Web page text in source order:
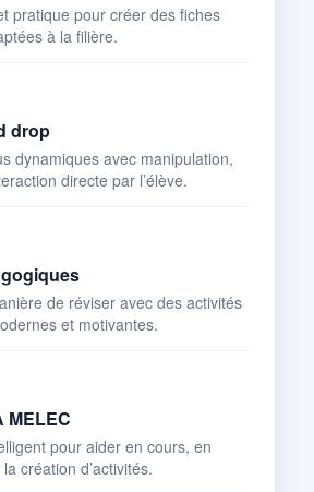
pratique pour créer des fiches
à la filière.
drop
dynamiques avec manipulation,
directe par l’élève.
de réviser avec des activités
et motivantes.
MELEC
pour aider en cours, en
création d’activités.